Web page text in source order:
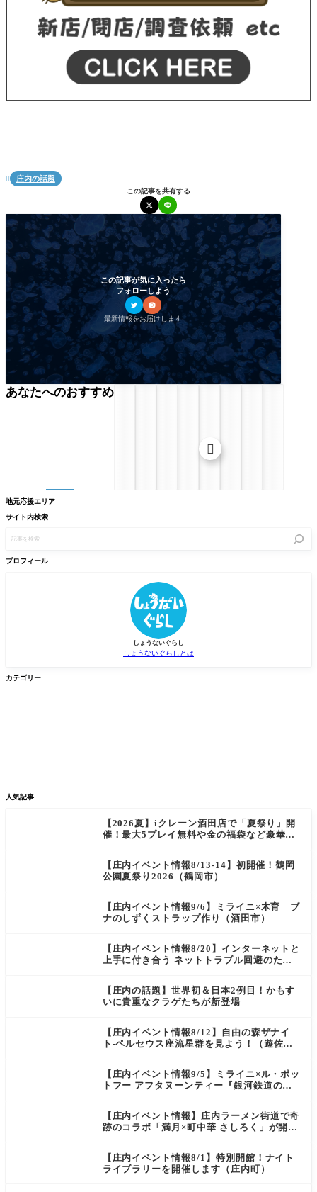
 庄内の話題
この記事を共有する
この記事が気に入ったら
フォローしよう
最新情報をお届けします
地元応援エリア
サイト内検索
検
プロフィール
しょうないぐらし
しょうないぐらしとは
カテゴリー
人気記事
【2026夏】iクレーン酒田店で「夏祭り」開
催！最大5プレイ無料や金の福袋など豪華企
【庄内イベント情報8/13-14】初開催！鶴岡
公園夏祭り2026（鶴岡市）
【庄内イベント情報9/6】ミライニ×木育 ブ
ナのしずくストラップ作り（酒田市）
【庄内イベント情報8/20】インターネットと
上手に付き合う ネットトラブル回避のため
【庄内の話題】世界初＆日本2例目！かもす
いに貴重なクラゲたちが新登場
【庄内イベント情報8/12】自由の森ザナイ
ト-ペルセウス座流星群を見よう！（遊佐
【庄内イベント情報9/5】ミライニ×ル・ポッ
トフー アフタヌーンティー『銀河鉄道の
【庄内イベント情報】庄内ラーメン街道で奇
跡のコラボ「満月×町中華 さしろく」が開催
【庄内イベント情報8/1】特別開館！ナイト
ライブラリーを開催します（庄内町）
あなたへのおすすめ
